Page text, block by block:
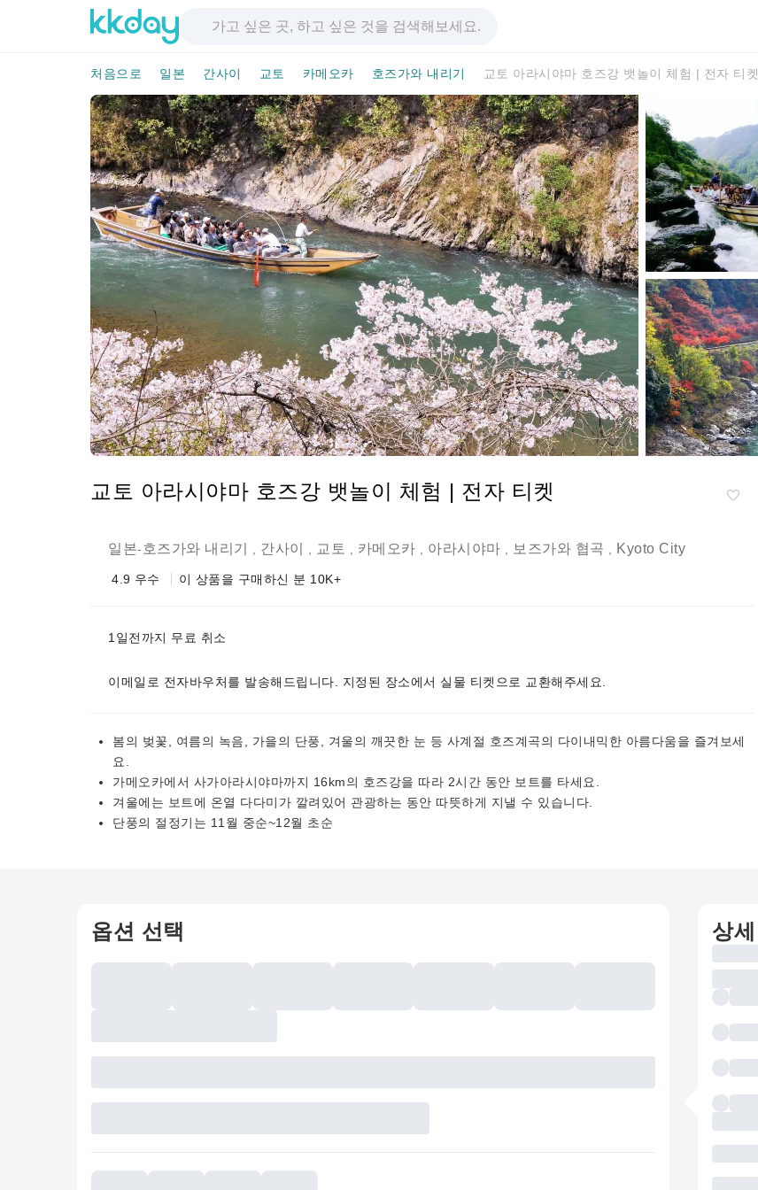
처음으로 일본 간사이 교토 카메오카 호즈가와 내리기 교토 아라시야마 호즈강 뱃놀이 체험 | 전자 티켓
교토 아라시야마 호즈강 뱃놀이 체험 | 전자 티켓
일본- 호즈가와 내리기 간사이 교토 카메오카 아라시야마 보즈가와 협곡 Kyoto City
4.9 우수 이 상품을 구매하신 분 10K+
1일전까지 무료 취소
이메일로 전자바우처를 발송해드립니다. 지정된 장소에서 실물 티켓으로 교환해주세요.
봄의 벚꽃, 여름의 녹음, 가을의 단풍, 겨울의 깨끗한 눈 등 사계절 호즈계곡의 다이내믹한 아름다움을 즐겨보세
요.
가메오카에서 사가아라시야마까지 16km의 호즈강을 따라 2시간 동안 보트를 타세요.
겨울에는 보트에 온열 다다미가 깔려있어 관광하는 동안 따뜻하게 지낼 수 있습니다.
단풍의 절정기는 11월 중순~12월 초순
옵션 선택 상세